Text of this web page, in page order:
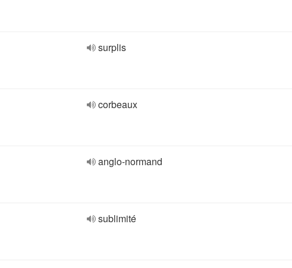
surplis
corbeaux
anglo-normand
sublimité